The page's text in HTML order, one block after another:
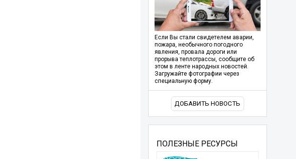
Если Вы стали свидетелем аварии,
пожара, необычного погодного
явления, провала дороги или
прорыва теплотрассы, сообщите об
этом в ленте народных новостей.
Загружайте фотографии через
специальную форму.
ДОБАВИТЬ НОВОСТЬ
ПОЛЕЗНЫЕ РЕСУРСЫ